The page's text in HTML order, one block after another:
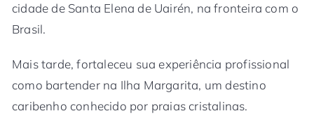
cidade de Santa Elena de Uairén, na fronteira com o
Brasil.
Mais tarde, fortaleceu sua experiência profissional
como bartender na Ilha Margarita, um destino
caribenho conhecido por praias cristalinas.